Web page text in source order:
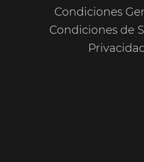
Condiciones
Condiciones de